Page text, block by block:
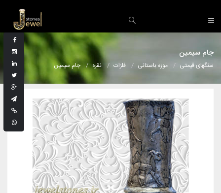
جام سیمین
سنگهای قیمتی موزه باستانی فلزات نقره جام سیمین